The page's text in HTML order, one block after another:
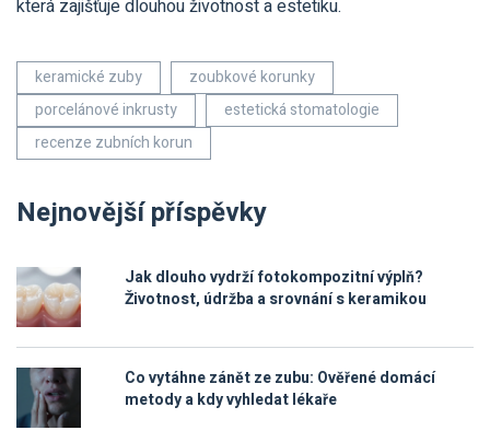
která zajišťuje dlouhou životnost a estetiku.
keramické zuby
zoubkové korunky
porcelánové inkrusty
estetická stomatologie
recenze zubních korun
Nejnovější příspěvky
Jak dlouho vydrží fotokompozitní výplň?
Životnost, údržba a srovnání s keramikou
Co vytáhne zánět ze zubu: Ověřené domácí
metody a kdy vyhledat lékaře